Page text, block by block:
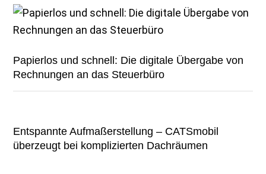
Papierlos und schnell: Die digitale Übergabe von
Rechnungen an das Steuerbüro
Entspannte Aufmaßerstellung – CATSmobil
überzeugt bei komplizierten Dachräumen